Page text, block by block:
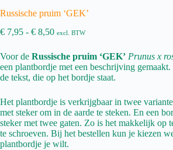
Russische pruim ‘GEK’
€ 7,95 - € 8,50Prijsklasse:
tot
€ 8,50
excl. BTW
Voor de Russische pruim ‘GEK’ Prunus x
een plantbordje met een beschrijving
de tekst, die op het bordje staat.
Het plantbordje is verkrijgbaar in twee
met steker om in de aarde te steken. En een
steker met twee gaten. Zo is het makkelijk op
te schroeven. Bij het bestellen kun je kiezen
plantbordje je wilt.